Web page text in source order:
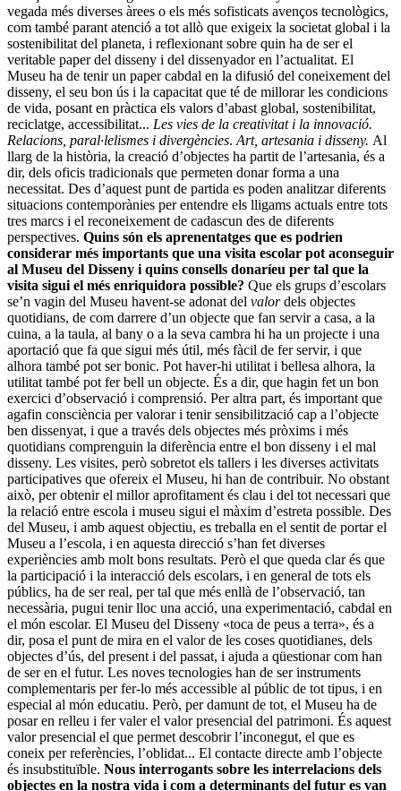
vegada més diverses àrees o els més sofisticats avenços tecnològics,
com també parant atenció a tot allò que exigeix la societat global i la
sostenibilitat del planeta, i reflexionant sobre quin ha de ser el
veritable paper del disseny i del dissenyador en l’actualitat. El
Museu ha de tenir un paper cabdal en la difusió del coneixement del
disseny, el seu bon ús i la capacitat que té de millorar les condicions
de vida, posant en pràctica els valors d’abast global, sostenibilitat,
reciclatge, accessibilitat... Les vies de la creativitat i la innovació.
Relacions, paral·lelismes i divergències. Art, artesania i disseny. Al
llarg de la història, la creació d’objectes ha partit de l’artesania, és a
dir, dels oficis tradicionals que permeten donar forma a una
necessitat. Des d’aquest punt de partida es poden analitzar diferents
situacions contemporànies per entendre els lligams actuals entre tots
tres marcs i el reconeixement de cadascun des de diferents
perspectives. Quins són els aprenentatges que es podrien
considerar més importants que una visita escolar pot aconseguir
al Museu del Disseny i quins consells donaríeu per tal que la
visita sigui el més enriquidora possible? Que els grups d’escolars
se’n vagin del Museu havent-se adonat del valordels objectes
quotidians, de com darrere d’un objecte que fan servir a casa, a la
cuina, a la taula, al bany o a la seva cambra hi ha un projecte i una
aportació que fa que sigui més útil, més fàcil de fer servir, i que
alhora també pot ser bonic. Pot haver-hi utilitat i bellesa alhora, la
utilitat també pot fer bell un objecte. És a dir, que hagin fet un bon
exercici d’observació i comprensió. Per altra part, és important que
agafin consciència per valorar i tenir sensibilització cap a l’objecte
ben dissenyat, i que a través dels objectes més pròxims i més
quotidians comprenguin la diferència entre el bon disseny i el mal
disseny. Les visites, però sobretot els tallers i les diverses activitats
participatives que ofereix el Museu, hi han de contribuir. No obstant
això, per obtenir el millor aprofitament és clau i del tot necessari que
la relació entre escola i museu sigui el màxim d’estreta possible. Des
del Museu, i amb aquest objectiu, es treballa en el sentit de portar el
Museu a l’escola, i en aquesta direcció s’han fet diverses
experiències amb molt bons resultats. Però el que queda clar és que
la participació i la interacció dels escolars, i en general de tots els
públics, ha de ser real, per tal que més enllà de l’observació, tan
necessària, pugui tenir lloc una acció, una experimentació, cabdal en
el món escolar. El Museu del Disseny «toca de peus a terra», és a
dir, posa el punt de mira en el valor de les coses quotidianes, dels
objectes d’ús, del present i del passat, i ajuda a qüestionar com han
de ser en el futur. Les noves tecnologies han de ser instruments
complementaris per fer-lo més accessible al públic de tot tipus, i en
especial al món educatiu. Però, per damunt de tot, el Museu ha de
posar en relleu i fer valer el valor presencial del patrimoni. És aquest
valor presencial el que permet descobrir l’inconegut, el que es
coneix per referències, l’oblidat... El contacte directe amb l’objecte
és insubstituïble. Nous interrogants sobre les interrelacions dels
objectes en la nostra vida i com a determinants del futur es van